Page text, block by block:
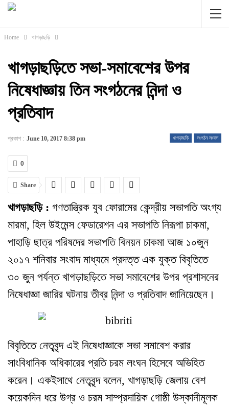
Home খাগড়াছড়ি
খাগড়াছড়িতে সভা-সমাবেশের উপর
নিষেধাজ্ঞায় তিন সংগঠনের নিন্দা ও
প্রতিবাদ
খাগড়াছড়ি সংগঠন সংবাদ
প্রকাশ : June 10, 2017 8:38 pm
0
Share
খাগড়াছড়ি : গণতান্ত্রিক যুব ফোরামের কেন্দ্রীয় সভাপতি অংগ্য
মারমা, হিল উইমেন্স ফেডারেশন এর সভাপতি নিরূপা চাকমা,
পাহাড়ি ছাত্র পরিষদের সভাপতি বিনয়ন চাকমা আজ ১০জুন
২০১৭ শনিবার সংবাদ মাধ্যমে প্রদত্ত এক যুক্ত বিবৃতিতে
৩০ জুন পর্যন্ত খাগড়াছড়িতে সভা সমাবেশের উপর প্রশাসনের
নিষেধাজ্ঞা জারির ঘটনায় তীব্র নিন্দা ও প্রতিবাদ জানিয়েছেন।
বিবৃতিতে নেতৃবৃন্দ এই নিষেধাজ্ঞাকে সভা সমাবেশ করার
সাংবিধানিক অধিকারের প্রতি চরম লংঘন হিসেবে অভিহিত
করেন। একইসাথে নেতৃবৃন্দ বলেন, খাগড়াছড়ি জেলায় বেশ
কয়েকদিন ধরে উগ্র ও চরম সাম্প্রদায়িক গোষ্ঠী উস্কানীমূলক